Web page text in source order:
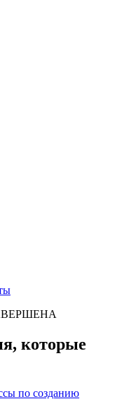
которые